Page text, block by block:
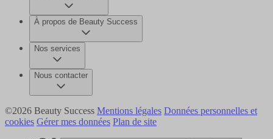
À propos de Beauty Success
Nos services
Nous contacter
©2026 Beauty Success Mentions légales Données personnelles et
cookies Gérer mes données Plan de site